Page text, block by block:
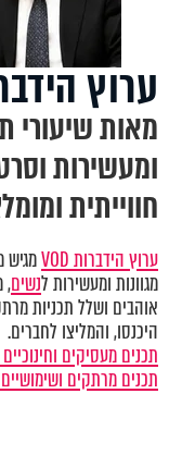
ערוץ
מאות שיעורי
ומעשירות
חווייתית
ערוץ הידברות VOD
מגיש
מגוונות ומעשירות לנשים,
אוהבים ושלל תכניות
היכנסו, והמליצו לחברים.
תכנים מעסיקים
תכנים מרתקים